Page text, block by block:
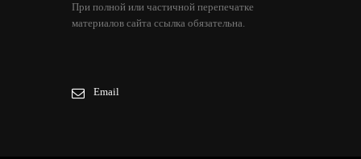
При полной или частичной перепечатке
материалов сайта ссылка обязательна.
Email